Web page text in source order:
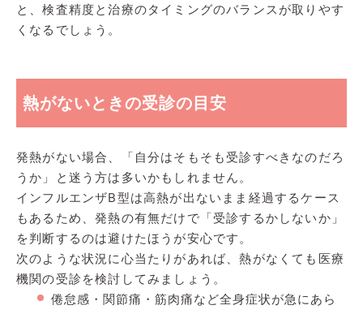
と、検査精度と治療のタイミングのバランスが取りやす
くなるでしょう。
熱がないときの受診の目安
発熱がない場合、「自分はそもそも受診すべきなのだろ
うか」と迷う方は多いかもしれません。
インフルエンザB型は高熱が出ないまま経過するケース
もあるため、発熱の有無だけで「受診するかしないか」
を判断するのは避けたほうが安心です。
次のような状況に心当たりがあれば、熱がなくても医療
機関の受診を検討してみましょう。
倦怠感・関節痛・筋肉痛など全身症状が急にあら